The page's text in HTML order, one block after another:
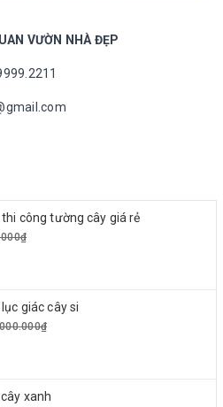
VƯỜN NHÀ ĐẸP
công tường cây giá rẻ
giác cây si
xanh